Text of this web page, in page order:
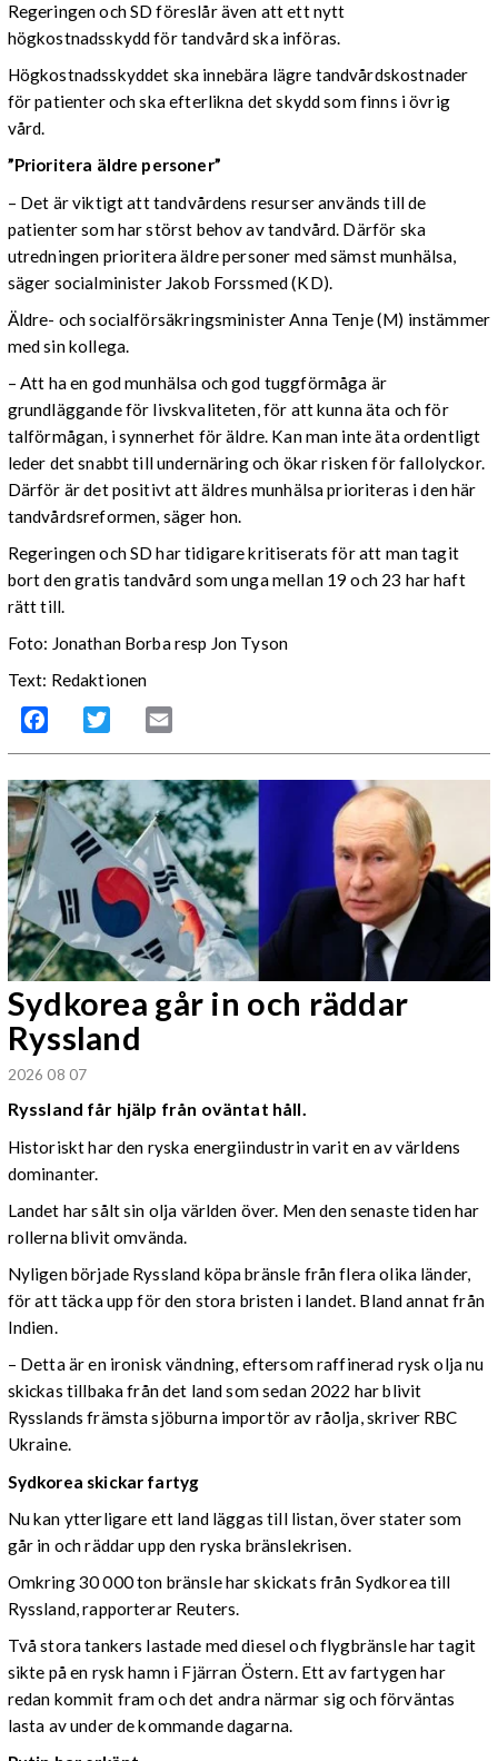
Regeringen och SD föreslår även att ett nytt
högkostnadsskydd för tandvård ska införas.
Högkostnadsskyddet ska innebära lägre tandvårdskostnader
för patienter och ska efterlikna det skydd som finns i övrig
vård.
”Prioritera äldre personer”
– Det är viktigt att tandvårdens resurser används till de
patienter som har störst behov av tandvård. Därför ska
utredningen prioritera äldre personer med sämst munhälsa,
säger socialminister Jakob Forssmed (KD).
Äldre- och socialförsäkringsminister Anna Tenje (M) instämmer
med sin kollega.
– Att ha en god munhälsa och god tuggförmåga är
grundläggande för livskvaliteten, för att kunna äta och för
talförmågan, i synnerhet för äldre. Kan man inte äta ordentligt
leder det snabbt till undernäring och ökar risken för fallolyckor.
Därför är det positivt att äldres munhälsa prioriteras i den här
tandvårdsreformen, säger hon.
Regeringen och SD har tidigare kritiserats för att man tagit
bort den gratis tandvård som unga mellan 19 och 23 har haft
rätt till.
Foto: Jonathan Borba resp Jon Tyson
Text: Redaktionen
Facebook Twitter
Sydkorea går in och räddar
Ryssland
2026 08 07
Ryssland får hjälp från oväntat håll.
Historiskt har den ryska energiindustrin varit en av världens
dominanter.
Landet har sålt sin olja världen över. Men den senaste tiden har
rollerna blivit omvända.
Nyligen började Ryssland köpa bränsle från flera olika länder,
för att täcka upp för den stora bristen i landet. Bland annat från
Indien.
– Detta är en ironisk vändning, eftersom raffinerad rysk olja nu
skickas tillbaka från det land som sedan 2022 har blivit
Rysslands främsta sjöburna importör av råolja, skriver RBC
Ukraine.
Sydkorea skickar fartyg
Nu kan ytterligare ett land läggas till listan, över stater som
går in och räddar upp den ryska bränslekrisen.
Omkring 30 000 ton bränsle har skickats från Sydkorea till
Ryssland, rapporterar Reuters.
Två stora tankers lastade med diesel och flygbränsle har tagit
sikte på en rysk hamn i Fjärran Östern. Ett av fartygen har
redan kommit fram och det andra närmar sig och förväntas
lasta av under de kommande dagarna.